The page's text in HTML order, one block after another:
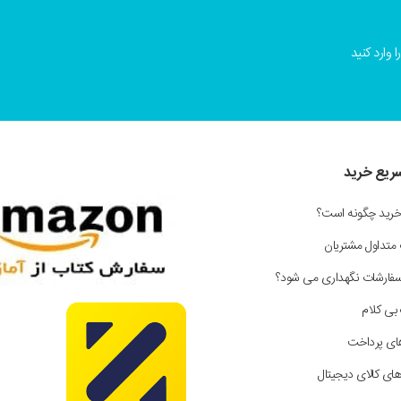
وارد کنید
خرید
چگونه است؟
متداول مشتریان
نگهداری می شود؟
کلام
پرداخت
کالای دیجیتال